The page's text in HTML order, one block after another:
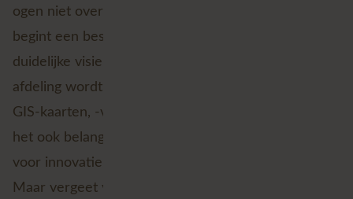
ogen niet overal meegegroeid. Wat mij betreft
begint een best practice voor GIS met een
duidelijke visie. Beschrijf wat er van ieder team of
afdeling wordt verwacht omtrent het beheer van
GIS-kaarten, -viewers en -applicaties. Daarnaast is
het ook belangrijk om duidelijke richtlijnen te stellen
voor innovatie, ontwikkeling en doorontwikkeling.
Maar vergeet vooral de laatste stap van uw lifecycle